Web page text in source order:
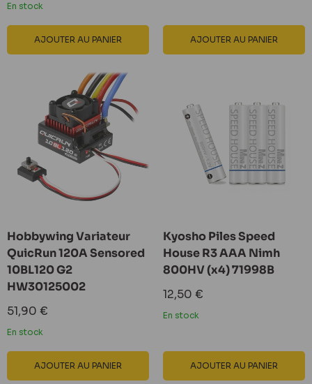
En stock
AJOUTER AU PANIER AJOUTER AU PANIER
Hobbywing Variateur
QuicRun 120A Sensored
10BL120 G2
HW30125002
Prix
réduit
51,90 €
En stock
AJOUTER AU PANIER
Kyosho Piles Speed
House R3 AAA Nimh
800HV (x4) 71998B
Prix
réduit
12,50 €
En stock
AJOUTER AU PANIER